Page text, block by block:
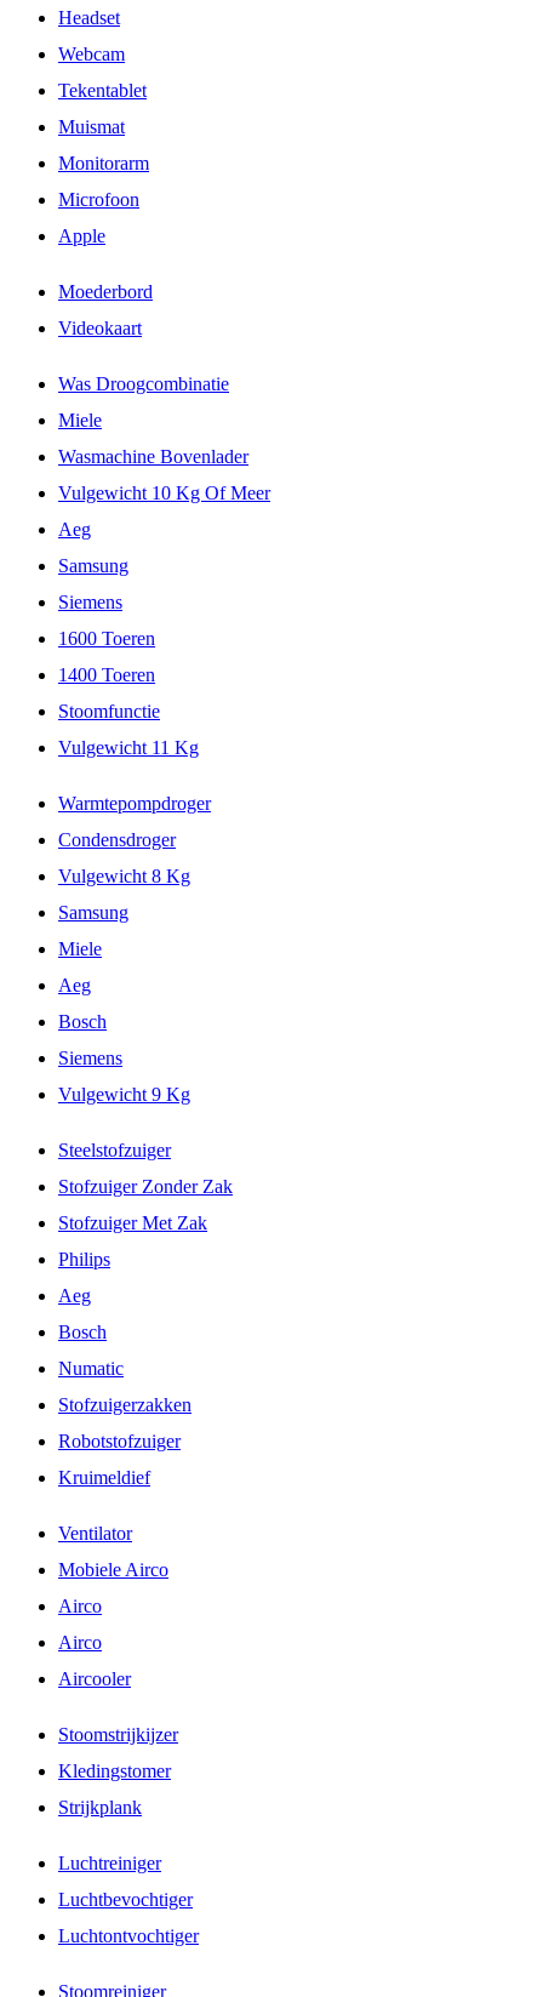
Headset
Webcam
Tekentablet
Muismat
Monitorarm
Microfoon
Apple
Moederbord
Videokaart
Was Droogcombinatie
Miele
Wasmachine Bovenlader
Vulgewicht 10 Kg Of Meer
Aeg
Samsung
Siemens
1600 Toeren
1400 Toeren
Stoomfunctie
Vulgewicht 11 Kg
Warmtepompdroger
Condensdroger
Vulgewicht 8 Kg
Samsung
Miele
Aeg
Bosch
Siemens
Vulgewicht 9 Kg
Steelstofzuiger
Stofzuiger Zonder Zak
Stofzuiger Met Zak
Philips
Aeg
Bosch
Numatic
Stofzuigerzakken
Robotstofzuiger
Kruimeldief
Ventilator
Mobiele Airco
Airco
Airco
Aircooler
Stoomstrijkijzer
Kledingstomer
Strijkplank
Luchtreiniger
Luchtbevochtiger
Luchtontvochtiger
Stoomreiniger